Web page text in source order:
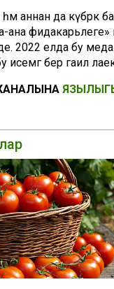
аннан да күбрәк
ана
2022 елда бу
исемгә бер гаилә